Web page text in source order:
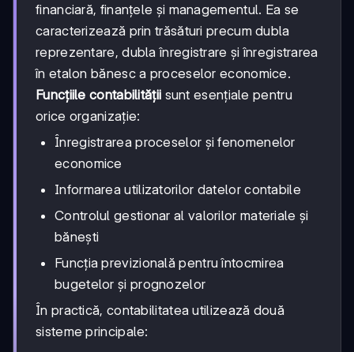
financiară, finanțele și managementul. Ea se
caracterizează prin trăsături precum dubla
reprezentare, dubla înregistrare și înregistrarea
în etalon bănesc a proceselor economice.
Funcțiile contabilității sunt esențiale pentru
orice organizație:
Înregistrarea proceselor și fenomenelor
economice
Informarea utilizatorilor datelor contabile
Controlul gestionar al valorilor materiale și
bănești
Funcția previzională pentru întocmirea
bugetelor și prognozelor
În practică, contabilitatea utilizează două
sisteme principale: